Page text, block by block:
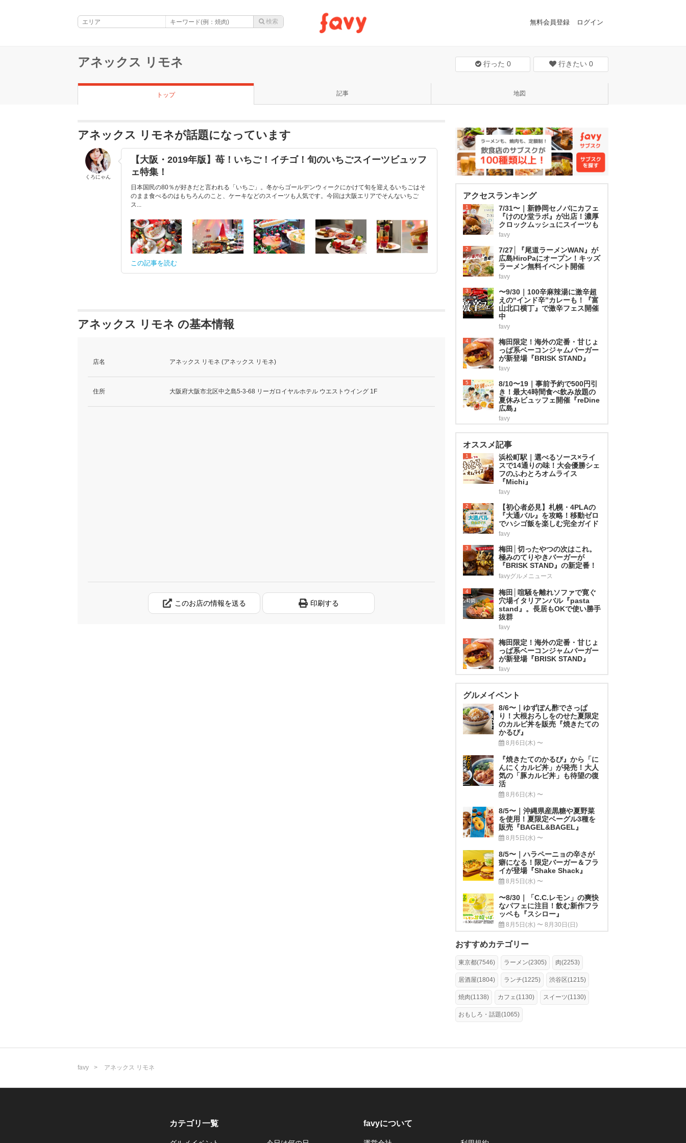
無料会員登録 ログイン
アネックス リモネ 行った 0 行きたい 0
トップ 記事 地図
アネックス リモネが話題になっています
くろにゃん
【大阪・2019年版】苺！いちご！イチゴ！旬のいちごスイーツビュッフ
ェ特集！
日本国民の80％が好きだと言われる「いちご」。冬からゴールデンウィークにかけて旬を迎えるいちごはそ
のまま食べるのはもちろんのこと、ケーキなどのスイーツも人気です。今回は大阪エリアでそんないちご
ス...
この記事を読む
アネックス リモネ の基本情報
店名 アネックス リモネ (アネックス リモネ)
住所 大阪府大阪市北区中之島5-3-68 リーガロイヤルホテル ウエストウイング 1F
このお店の情報を送る 印刷する
アクセスランキング
1
7/31〜｜新静岡セノバにカフェ
『けのひ堂ラボ』が出店！濃厚
クロックムッシュにスイーツも
favy
2
7/27│『尾道ラーメンWAN』が
広島HiroPaにオープン！キッズ
ラーメン無料イベント開催
favy
3
〜9/30｜100辛麻辣湯に激辛超
えの“インド辛”カレーも！『富
山北口横丁』で激辛フェス開催
中
favy
4
梅田限定！海外の定番・甘じょ
っぱ系ベーコンジャムバーガー
が新登場『BRISK STAND』
favy
5
8/10〜19｜事前予約で500円引
き！最大4時間食べ飲み放題の
夏休みビュッフェ開催『reDine
広島』
favy
オススメ記事
1
浜松町駅｜選べるソース×ライ
スで14通りの味！大会優勝シェ
フのふわとろオムライス
『Michi』
favy
2
【初心者必見】札幌・4PLAの
『大通バル』を攻略！移動ゼロ
でハシゴ飯を楽しむ完全ガイド
favy
3
梅田│切ったやつの次はこれ。
極みのてりやきバーガーが
『BRISK STAND』の新定番！
favyグルメニュース
4
梅田│喧騒を離れソファで寛ぐ
穴場イタリアンバル『pasta
stand』。長居もOKで使い勝手
抜群
favy
5
梅田限定！海外の定番・甘じょ
っぱ系ベーコンジャムバーガー
が新登場『BRISK STAND』
favy
グルメイベント
8/6〜｜ゆずぽん酢でさっぱ
り！大根おろしをのせた夏限定
のカルビ丼を販売『焼きたての
かるび』
8月6日(木) 〜
『焼きたてのかるび』から「に
んにくカルビ丼」が発売！大人
気の「豚カルビ丼」も待望の復
活
8月6日(木) 〜
8/5〜｜沖縄県産黒糖や夏野菜
を使用！夏限定ベーグル3種を
販売『BAGEL&BAGEL』
8月5日(水) 〜
8/5〜｜ハラペーニョの辛さが
癖になる！限定バーガー＆フラ
イが登場『Shake Shack』
8月5日(水) 〜
〜8/30｜「C.C.レモン」の爽快
なパフェに注目！飲む新作フラ
ッペも『スシロー』
8月5日(水) 〜 8月30日(日)
おすすめカテゴリー
東京都(7546) ラーメン(2305) 肉(2253)
居酒屋(1804) ランチ(1225) 渋谷区(1215)
焼肉(1138) カフェ(1130) スイーツ(1130)
おもしろ・話題(1065)
favy アネックス リモネ
カテゴリ一覧 favyについて